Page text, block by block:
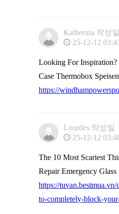
Katherina 작성일
25-12-12
Looking For
Case Thermobox Speisen
https://
Lourdes 작성일
25-12-12
The 10 Most Scariest
Repair Emergency Glass
https://
to-completely-block-